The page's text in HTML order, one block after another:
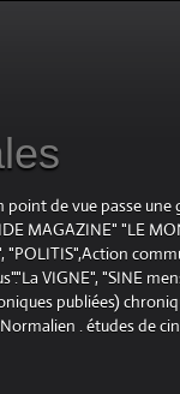
point de vue passe
MAGAZINE" "LE
"POLITIS",Action
VIGNE", "SINE
publiées)
. études de